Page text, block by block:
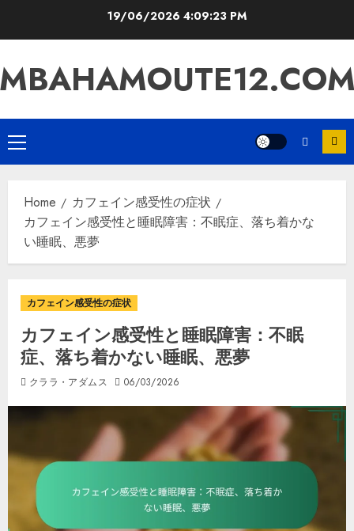
19/06/2026 4:09:25 PM
Primary
Menu
Home
カフェイン感受性の症状
カフェイン感受性と睡眠障害：不眠症、落ち着かな
い睡眠、悪夢
カフェイン感受性の症状
カフェイン感受性と睡眠障害：不眠
症、落ち着かない睡眠、悪夢
クララ・アダムス 06/03/2026